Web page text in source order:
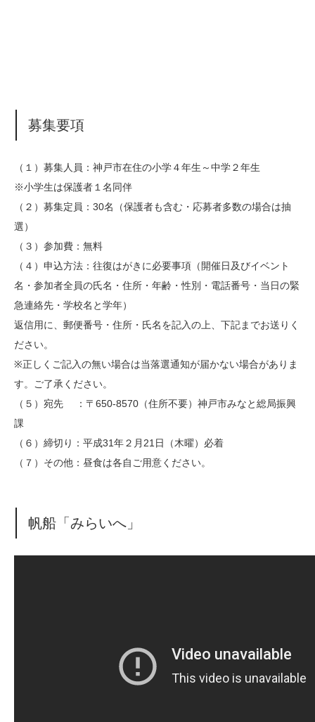
募集要項
（１）募集人員：神戸市在住の小学４年生～中学２年生
※小学生は保護者１名同伴
（２）募集定員：30名（保護者も含む・応募者多数の場合は抽
選）
（３）参加費：無料
（４）申込方法：往復はがきに必要事項（開催日及びイベント
名・参加者全員の氏名・住所・年齢・性別・電話番号・当日の緊
急連絡先・学校名と学年）
返信用に、郵便番号・住所・氏名を記入の上、下記までお送りく
ださい。
※正しくご記入の無い場合は当落選通知が届かない場合がありま
す。ご了承ください。
（５）宛先 ：〒650-8570（住所不要）神戸市みなと総局振興
課
（６）締切り：平成31年２月21日（木曜）必着
（７）その他：昼食は各自ご用意ください。
帆船「みらいへ」